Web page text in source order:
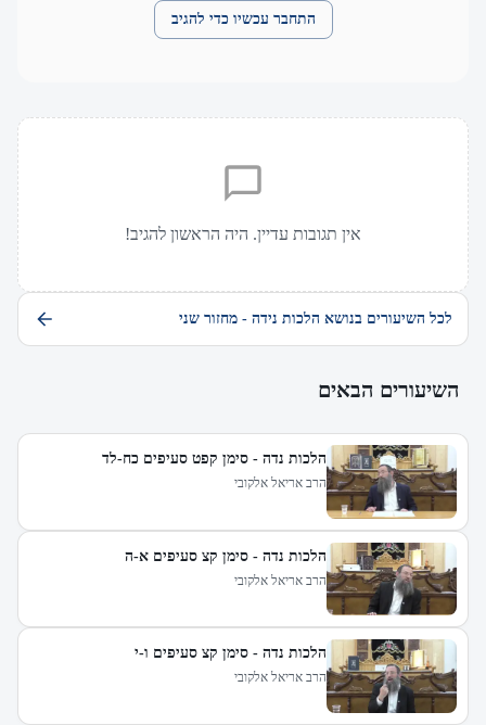
התחבר עכשיו כדי להגיב
אין תגובות עדיין. היה הראשון להגיב!
לכל השיעורים בנושא הלכות נידה - מחזור שני
השיעורים הבאים
הלכות נדה - סימן קפט סעיפים כח-לד
הרב אריאל אלקובי
הלכות נדה - סימן קצ סעיפים א-ה
הרב אריאל אלקובי
הלכות נדה - סימן קצ סעיפים ו-י
הרב אריאל אלקובי